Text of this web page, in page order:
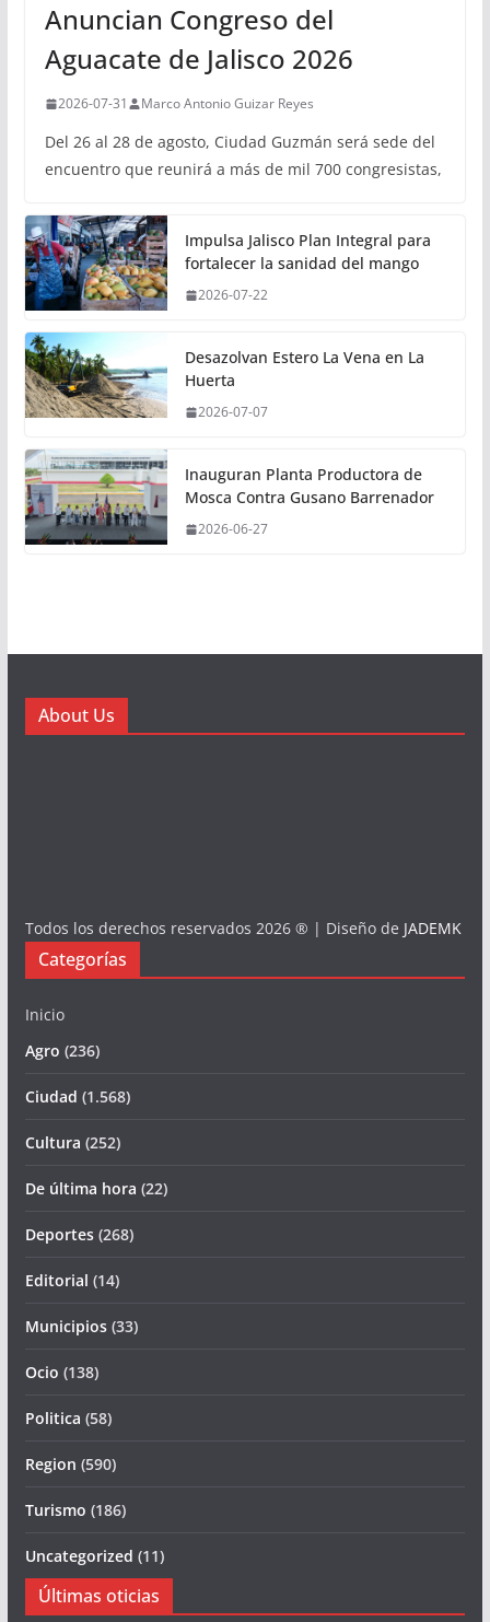
Anuncian Congreso del
Aguacate de Jalisco 2026
2026-07-31 Marco Antonio Guizar Reyes
Del 26 al 28 de agosto, Ciudad Guzmán será sede del
encuentro que reunirá a más de mil 700 congresistas,
Impulsa Jalisco Plan Integral para
fortalecer la sanidad del mango
2026-07-22
Desazolvan Estero La Vena en La
Huerta
2026-07-07
Inauguran Planta Productora de
Mosca Contra Gusano Barrenador
2026-06-27
About Us
Todos los derechos reservados 2026 ® | Diseño de JADEMK
Categorías
Inicio
Agro (236)
Ciudad (1.568)
Cultura (252)
De última hora (22)
Deportes(268)
Editorial (14)
Municipios(33)
Ocio (138)
Politica (58)
Region (590)
Turismo (186)
Uncategorized (11)
Últimas oticias